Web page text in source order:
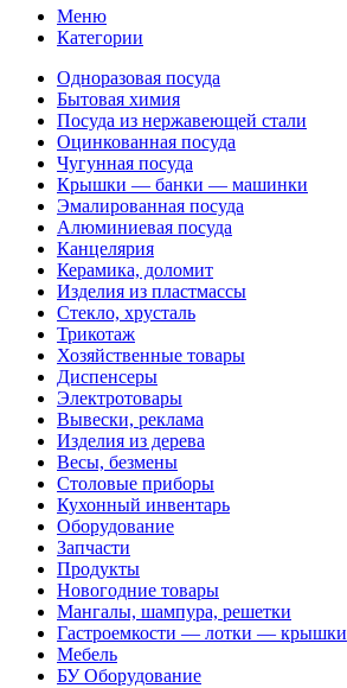
Меню
Категории
Одноразовая посуда
Бытовая химия
Посуда из нержавеющей стали
Оцинкованная посуда
Чугунная посуда
Крышки — банки — машинки
Эмалированная посуда
Алюминиевая посуда
Канцелярия
Керамика, доломит
Изделия из пластмассы
Стекло, хрусталь
Трикотаж
Хозяйственные товары
Диспенсеры
Электротовары
Вывески, реклама
Изделия из дерева
Весы, безмены
Столовые приборы
Кухонный инвентарь
Оборудование
Запчасти
Продукты
Новогодние товары
Мангалы, шампура, решетки
Гастроемкости — лотки — крышки
Мебель
БУ Оборудование